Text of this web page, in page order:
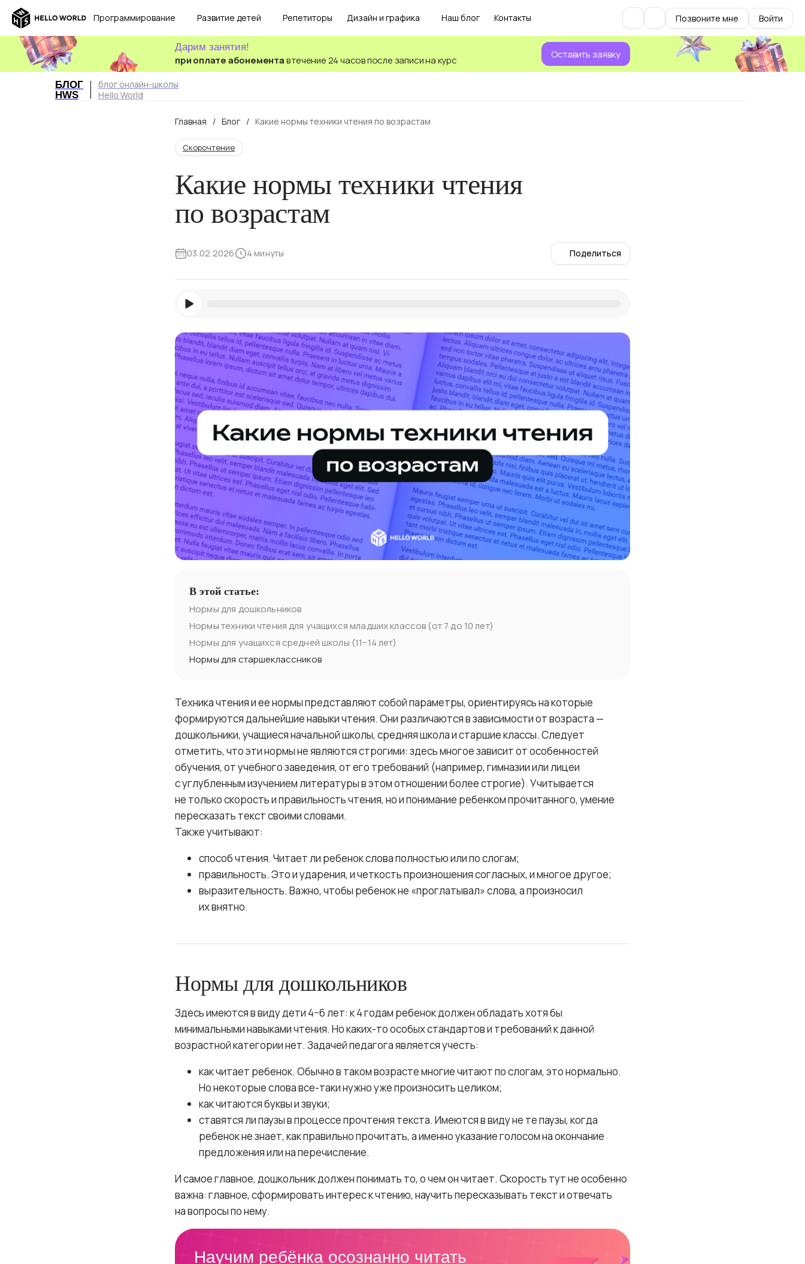
Программирование Развитие детей Репетиторы Дизайн и графика Наш блог Контакты Позвоните мне Войти
при оплате абонементав течение 24 часов после записи на курс
Дарим занятия!
Оставить заявку
БЛОГ
HWS
блог онлайн-школы
Hello World
Главная / Блог / Какие нормы техники чтения по возрастам
Скорочтение
Какие нормы техники чтения
по возрастам
03.02.2026 4 минуты Поделиться
В этой статье:
Нормы для дошкольников
Нормы техники чтения для учащихся младших классов (от 7 до 10 лет)
Нормы для учащихся средней школы (11−14 лет)
Нормы для старшеклассников
Техника чтения и ее нормы представляют собой параметры, ориентируясь на которые
формируются дальнейшие навыки чтения. Они различаются в зависимости от возраста —
дошкольники, учащиеся начальной школы, средняя школа и старшие классы. Следует
отметить, что эти нормы не являются строгими: здесь многое зависит от особенностей
обучения, от учебного заведения, от его требований (например, гимназии или лицеи
с углубленным изучением литературы в этом отношении более строгие). Учитывается
не только скорость и правильность чтения, но и понимание ребенком прочитанного, умение
пересказать текст своими словами.
Также учитывают:
способ чтения. Читает ли ребенок слова полностью или по слогам;
правильность. Это и ударения, и четкость произношения согласных, и многое другое;
выразительность. Важно, чтобы ребенок не «проглатывал» слова, а произносил
их внятно.
Нормы для дошкольников
Здесь имеются в виду дети 4−6 лет: к 4 годам ребенок должен обладать хотя бы
минимальными навыками чтения. Но каких-то особых стандартов и требований к данной
возрастной категории нет. Задачей педагога является учесть:
как читает ребенок. Обычно в таком возрасте многие читают по слогам, это нормально.
Но некоторые слова все-таки нужно уже произносить целиком;
как читаются буквы и звуки;
ставятся ли паузы в процессе прочтения текста. Имеются в виду не те паузы, когда
ребенок не знает, как правильно прочитать, а именно указание голосом на окончание
предложения или на перечисление.
И самое главное, дошкольник должен понимать то, о чем он читает. Скорость тут не особенно
важна: главное, сформировать интерес к чтению, научить пересказывать текст и отвечать
на вопросы по нему.
Научим ребёнка осознанно читать